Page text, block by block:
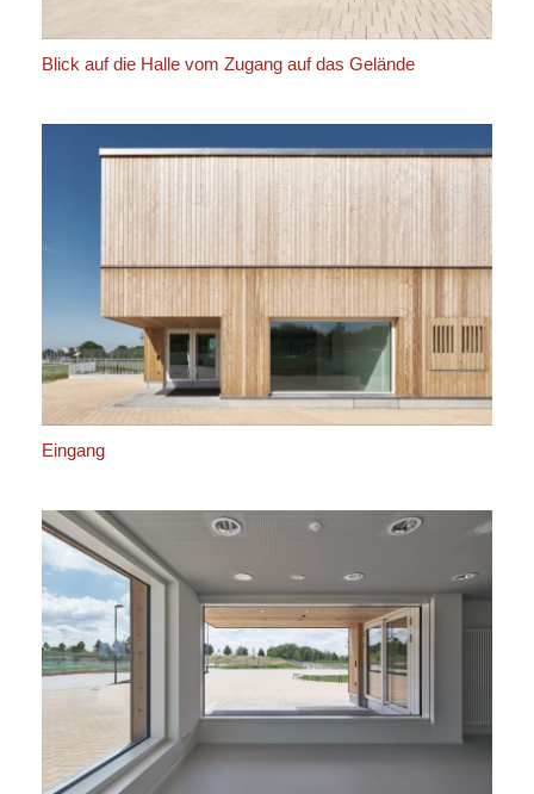
Blick auf die Halle vom Zugang auf das Gelände
Eingang